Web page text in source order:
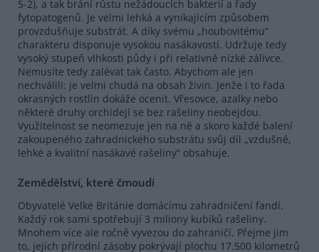
5-2), a tak brání růstu nežádoucích bakterií a řady
fytopatogenů. Je velmi lehká a vynikajícím způsobem
provzdušňuje substrát. A díky svému „houbovitému“
charakteru disponuje vysokou nasákavostí. Udržuje tedy
vysoký stupeň vlhkosti půdy i při relativně nízké zálivce.
Nemusíte tedy zalévat tak často. Abychom ale jen
nechválili: je velmi chudá na obsah živin. Jenže i to řada
okrasných rostlin dokáže ocenit. Vřesovce, azalky nebo
některé druhy orchidejí se bez rašeliny neobejdou.
Využitelnost se neomezuje jen na ně a skoro každé balení
zakoupeného zahradnického substrátu svůj díl „vzdušné,
lehké a kvalitní nasákavé rašeliny“ obsahuje.
Zemědělství, které čmoudí
Obyvatelé Velké Británie domácímu zahradničení fandí.
Každý rok sami spotřebují 3 miliony kubíků rašeliny.
Mnohem více ale ročně vyvezou do zahraničí. Přejme jim
to, jejich přírodní zásoby pokrývají plochu 17.500 kilometrů